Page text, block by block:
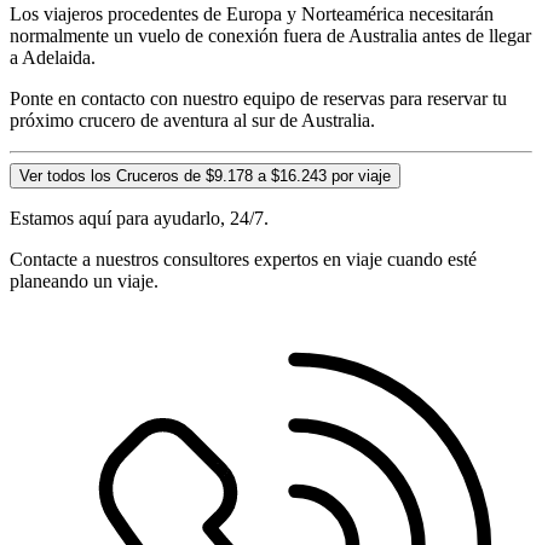
Los viajeros procedentes de Europa y Norteamérica necesitarán
normalmente un vuelo de conexión fuera de Australia antes de llegar
a Adelaida.
Ponte en contacto con nuestro equipo de reservas para reservar tu
próximo crucero de aventura al sur de Australia.
Ver todos los Cruceros de $9.178 a $16.243 por viaje
Estamos aquí para ayudarlo, 24/7.
Contacte a nuestros consultores expertos en viaje cuando esté
planeando un viaje.